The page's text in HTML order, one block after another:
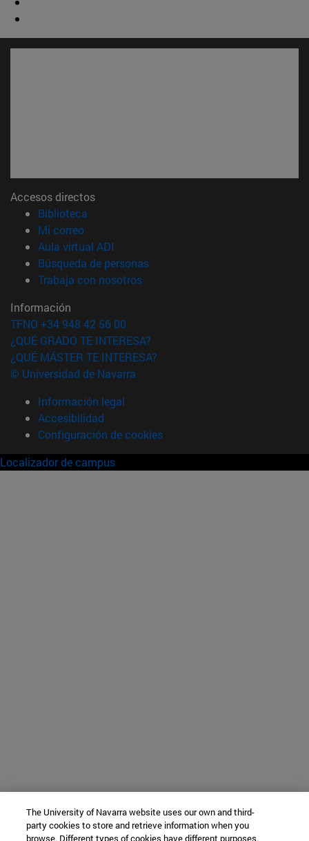
Accesos directos
Biblioteca
Mi correo(abre en nueva ventana)
Aula virtual ADI
Búsqueda de personas(abre en nueva ventana)
Trabaja con nosotros(abre en nueva ventana)
Información
TFNO +34 948 42 56 00
¿QUÉ GRADO TE INTERESA?
¿QUÉ MÁSTER TE INTERESA?
© Universidad de Navarra
Información legal
Accesibilidad
Configuración de cookies
Localizador de campus
The University of Navarra website uses our own and third-
party cookies to store and retrieve information when you
browse. Different types of cookies have different purposes.